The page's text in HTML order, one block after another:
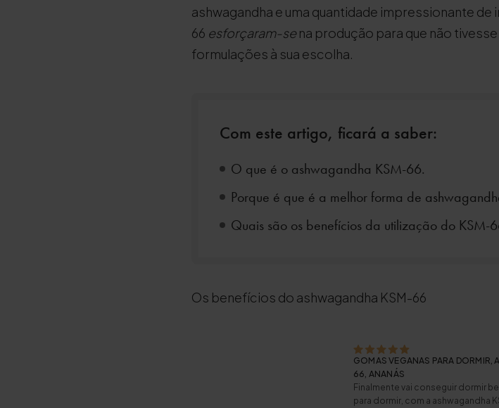
ashwagandha e uma quantidade impressionante
66 esforçaram-sena produção para que não
formulações à sua escolha.
Com este artigo, ficará a saber:
O que é o ashwagandha KSM-66.
Porque é que é a melhor forma de
Quais são os benefícios da utilização do KSM-
Os benefícios do ashwagandha KSM-66
GOMAS VEGANAS PARA DORMIR,
66, ANANÁS
Finalmente vai conseguir dormir
para dormir, com a ashwagandha